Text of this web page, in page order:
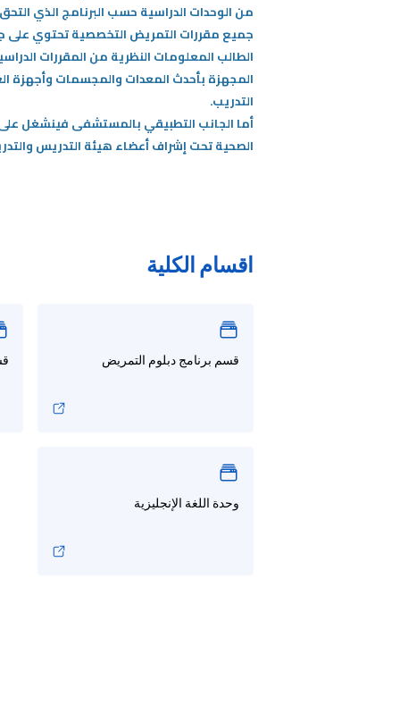
من الوحدات الدراسية حسب البرنامج الذي
جميع مقررات التمريض التخصصية تحتوي
الطالب المعلومات النظرية من المقررات
المجهزة بأحدث المعدات والمجسمات وأجهزة
التدريب.
أما الجانب التطبيقي بالمستشفى فينشغل
الصحية تحت إشراف أعضاء هيئة التدريس
اقسام الكلية
قسم برنامج دبلوم التمريض
وحدة اللغة الإنجليزية